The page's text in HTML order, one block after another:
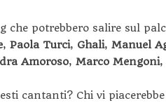
che potrebbero salire sul
, Paola Turci, Ghali, Manuel
Amoroso, Marco Mengoni,
cantanti? Chi vi